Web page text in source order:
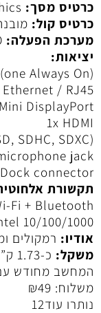
כרטיס מסך:
כרטיס קול:
מערכת הפעלה:
יציאות:
Always On)
Ethernet / RJ45
DisplayPort
1x HDMI
SDHC, SDXC)
jack
connector
תקשורת
Fi + Bluetooth
10/100/1000
אודיו: רמקולים
משקל: כ-1.73 ק”ג
המחשב מחודש
משלוח:
₪49
נותרו עוד12